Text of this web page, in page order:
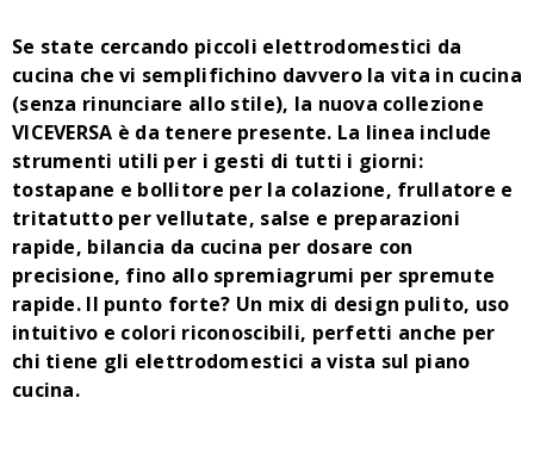
Se state cercando piccoli elettrodomestici da
cucina che vi semplifichino davvero la vita in cucina
(senza rinunciare allo stile), la nuova collezione
VICEVERSA è da tenere presente. La linea include
strumenti utili per i gesti di tutti i giorni:
tostapane e bollitore per la colazione, frullatore e
tritatutto per vellutate, salse e preparazioni
rapide, bilancia da cucina per dosare con
precisione, fino allo spremiagrumi per spremute
rapide. Il punto forte? Un mix di design pulito, uso
intuitivo e colori riconoscibili, perfetti anche per
chi tiene gli elettrodomestici a vista sul piano
cucina.